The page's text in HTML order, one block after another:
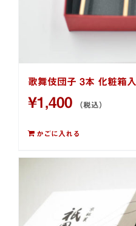
歌舞伎団子 3本 化粧箱入
¥1,400 （税込）
かごに入れる